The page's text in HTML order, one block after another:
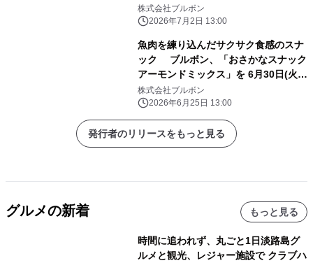
ンビニエンスストア先行で新発売！
株式会社ブルボン
2026年7月2日 13:00
魚肉を練り込んだサクサク食感のスナ
ック ブルボン、「おさかなスナック
アーモンドミックス」を 6月30日(火)
に新発売！
株式会社ブルボン
2026年6月25日 13:00
発行者のリリースをもっと見る
グルメの新着 もっと見る
時間に追われず、丸ごと1日淡路島グ
ルメと観光、レジャー施設で クラブハ